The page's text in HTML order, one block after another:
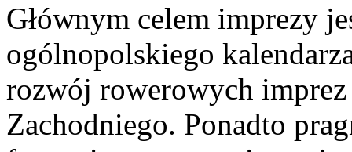
Głównym celem imprezy
ogólnopolskiego
rozwój rowerowych imprez
Zachodniego. Ponadto